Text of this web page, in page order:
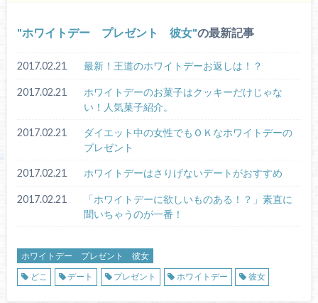
ホワイトデー プレゼント 彼女 の最新記事
2017.02.21 最新！王道のホワイトデーお返しは！？
2017.02.21
ホワイトデーのお菓子はクッキーだけじゃな
い！人気菓子紹介。
2017.02.21
ダイエット中の女性でもＯＫなホワイトデーの
プレゼント
2017.02.21 ホワイトデーはさりげないデートがおすすめ
2017.02.21
「ホワイトデーに欲しいものある！？」素直に
聞いちゃうのが一番！
ホワイトデー プレゼント 彼女
どこ
デート プレゼント ホワイトデー 彼女